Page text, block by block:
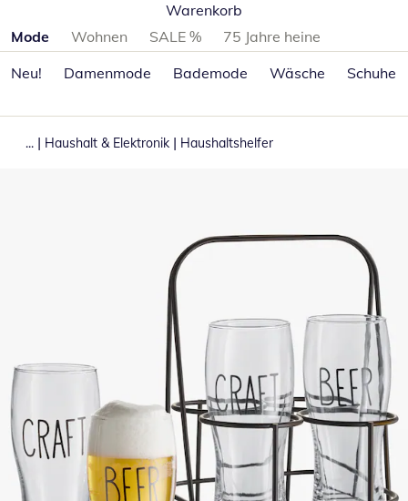
Warenkorb
Produktkategorien überspringen
Mode Wohnen SALE %
75 Jahre heine
Neu!
Damenmode Bademode Wäsche Schuhe
... | Haushalt & Elektronik | Haushaltshelfer